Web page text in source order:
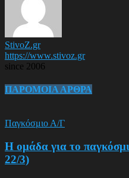
StivoZ.gr
https://www.stivoz.gr
since 2006
ΠΑΡΟΜΟΙΑ ΑΡΘΡΑ
Παγκόσμιο Α/Γ
Η ομάδα για το
22/3)